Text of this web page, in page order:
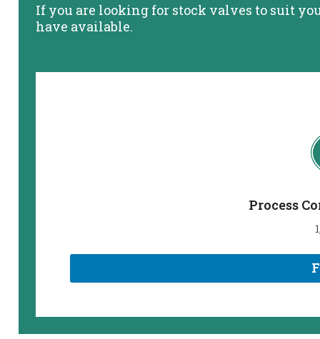
If you are looking for stock valves to suit
have available.
Process